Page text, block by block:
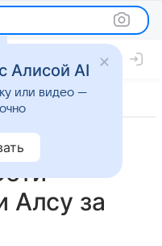
Алсу за
Алисой AI
или видео —